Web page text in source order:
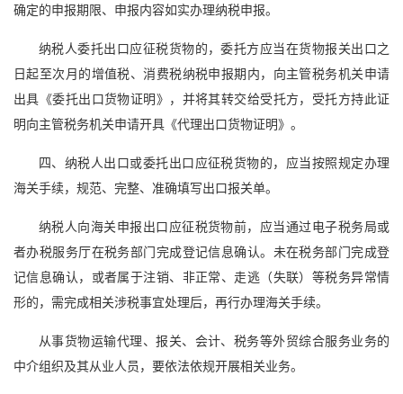
确定的申报期限、申报内容如实办理纳税申报。
纳税人委托出口应征税货物的，委托方应当在货物报关出口之
日起至次月的增值税、消费税纳税申报期内，向主管税务机关申请
出具《委托出口货物证明》，并将其转交给受托方，受托方持此证
明向主管税务机关申请开具《代理出口货物证明》。
四、纳税人出口或委托出口应征税货物的，应当按照规定办理
海关手续，规范、完整、准确填写出口报关单。
纳税人向海关申报出口应征税货物前，应当通过电子税务局或
者办税服务厅在税务部门完成登记信息确认。未在税务部门完成登
记信息确认，或者属于注销、非正常、走逃（失联）等税务异常情
形的，需完成相关涉税事宜处理后，再行办理海关手续。
从事货物运输代理、报关、会计、税务等外贸综合服务业务的
中介组织及其从业人员，要依法依规开展相关业务。